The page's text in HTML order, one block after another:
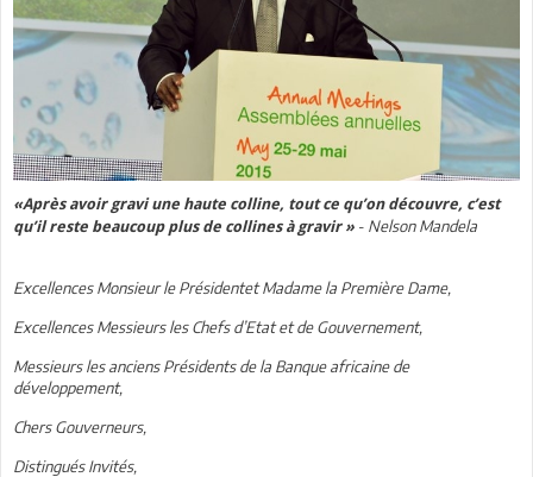
«Après avoir gravi une haute colline, tout ce qu’on découvre, c’est
qu’il reste beaucoup plus de collines à gravir » - Nelson Mandela
Excellences Monsieur le Présidentet Madame la Première Dame,
Excellences Messieurs les Chefs d’Etat et de Gouvernement,
Messieurs les anciens Présidents de la Banque africaine de
développement,
Chers Gouverneurs,
Distingués Invités,